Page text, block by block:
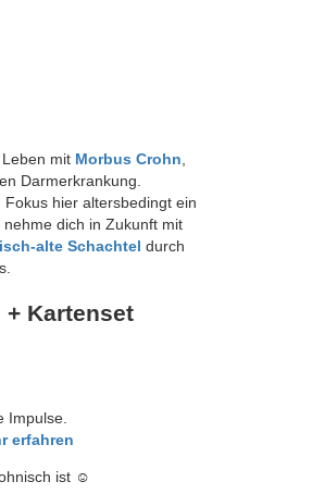
mit Morbus Crohn
Darmerkrankung.
hier altersbedingt ein
dich in Zukunft mit
alte Schachtel durch
+ Kartenset
Impulse.
erfahren
ist ☺️